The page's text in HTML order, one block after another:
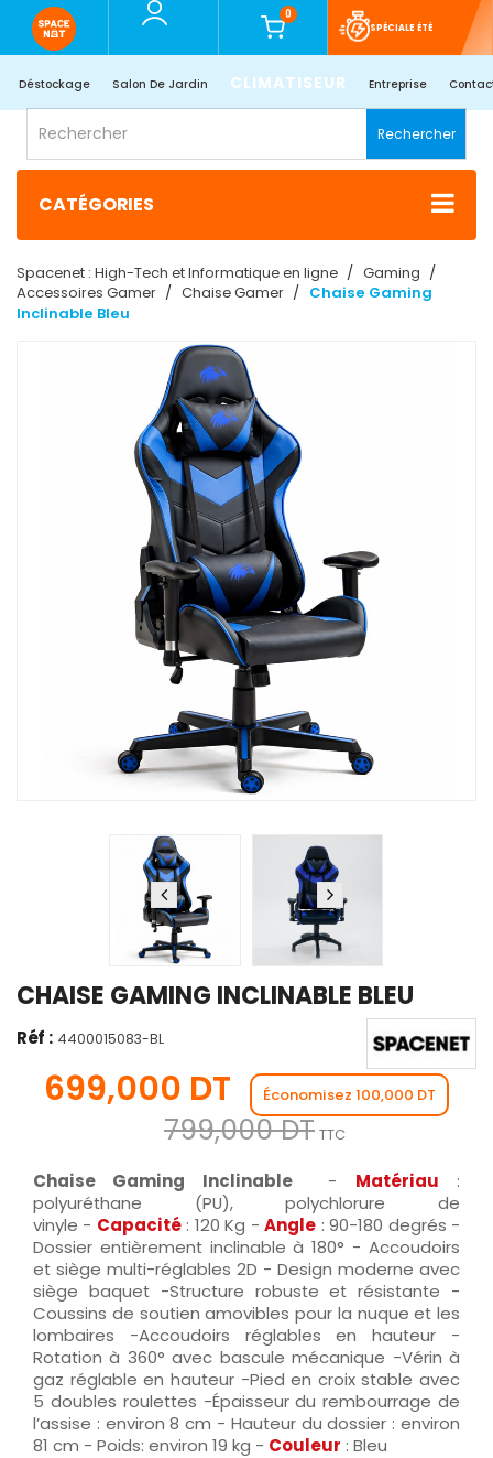
0
SPÉCIALE ÉTÉ
Déstockage Salon De Jardin CLIMATISEUR Entreprise
Rechercher
CATÉGORIES
Spacenet : High-Tech et Informatique en ligne
Gaming
Accessoires Gamer
Chaise Gamer
Chaise Gaming
Inclinable Bleu
CHAISE GAMING INCLINABLE BLEU
Réf : 4400015083-BL
699,000 DT Économisez 100,000 DT
799,000 DT TTC
Chaise Gaming Inclinable- Matériau
:
polyuréthane (PU), polychlorure de
vinyle - Capacité: 120 Kg -Angle : 90-180 degrés -
Dossier entièrement inclinable à 180° - Accoudoirs
et siège multi-réglables 2D - Design moderne avec
siège baquet -Structure robuste et résistante -
Coussins de soutien amovibles pour la nuque et les
lombaires -Accoudoirs réglables en hauteur -
Rotation à 360° avec bascule mécanique -Vérin à
gaz réglable en hauteur -Pied en croix stable avec
5 doubles roulettes -Épaisseur du rembourrage de
l’assise : environ 8 cm - Hauteur du dossier : environ
81 cm - Poids: environ 19 kg - Couleur : Bleu